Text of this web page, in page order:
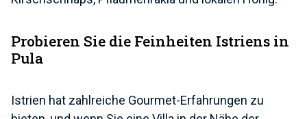
Probieren Sie die Feinheiten Istriens in
Pula
Istrien hat zahlreiche Gourmet-Erfahrungen zu